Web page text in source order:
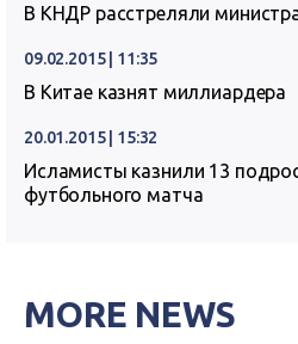
В КНДР расстреляли
09.02.2015 | 11:35
В Китае казнят миллиардера
20.01.2015 | 15:32
Исламисты казнили 13
футбольного матча
MORE NEWS